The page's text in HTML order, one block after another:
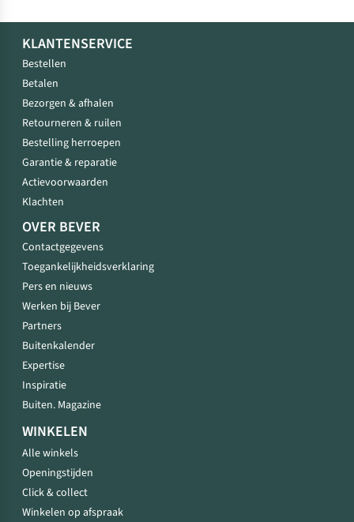
KLANTENSERVICE
Bestellen
Betalen
Bezorgen & afhalen
Retourneren & ruilen
Bestelling herroepen
Garantie & reparatie
Actievoorwaarden
Klachten
OVER BEVER
Contactgegevens
Toegankelijkheidsverklaring
Pers en nieuws
Werken bij Bever
Partners
Buitenkalender
Expertise
Inspiratie
Buiten. Magazine
WINKELEN
Alle winkels
Openingstijden
Click & collect
Winkelen op afspraak